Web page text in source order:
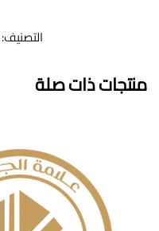
التصنيف:
منتجات ذات صلة